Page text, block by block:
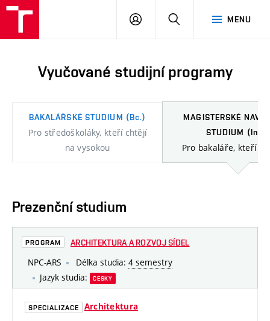
Brno
MENU
PŘIHLÁSIT
Vyučované studijní programy
BAKALÁŘSKÉ STUDIUM (Bc.)
Pro středoškoláky, kteří chtějí
na vysokou
MAGISTERSKÉ
STUDIUM (Ing.)
Pro bakaláře, kteří
Prezenční studium
PROGRAM ARCHITEKTURA A ROZVOJ SÍDEL
NPC-ARS Délka studia: 4 semestry
Jazyk studia:
ČESKÝ
SPECIALIZACE Architektura